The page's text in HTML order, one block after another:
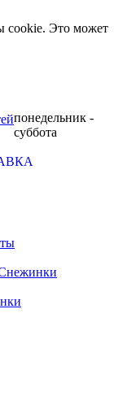
cookie. Это может
понедельник -
суббота